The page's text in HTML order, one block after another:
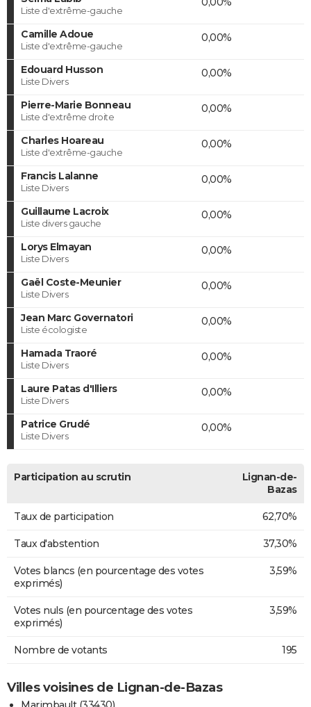
Liste d'extrême-gauche
Camille Adoue
Liste d'extrême-gauche
0,00%
Edouard Husson
Liste Divers
0,00%
Pierre-Marie Bonneau
Liste d'extrême droite
0,00%
Charles Hoareau
Liste d'extrême-gauche
0,00%
Francis Lalanne
Liste Divers
0,00%
Guillaume Lacroix
Liste divers gauche
0,00%
Lorys Elmayan
Liste Divers
0,00%
Gaël Coste-Meunier
Liste Divers
0,00%
Jean Marc Governatori
Liste écologiste
0,00%
Hamada Traoré
Liste Divers
0,00%
Laure Patas d'Illiers
Liste Divers
0,00%
Patrice Grudé
Liste Divers
0,00%
Participation au scrutin
Lignan-de-
Bazas
Taux de participation 62,70%
Taux d'abstention 37,30%
Votes blancs (en pourcentage des votes
exprimés)
3,59%
Votes nuls (en pourcentage des votes
exprimés)
3,59%
Nombre de votants 195
Villes voisines de Lignan-de-Bazas